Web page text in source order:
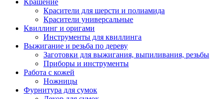
Крашение
Красители для шерсти и полиамида
Красители универсальные
Квиллинг и оригами
Инструменты для квиллинга
Выжигание и резьба по дереву
Заготовки для выжигания, выпиливания, резьбы
Приборы и инструменты
Работа с кожей
Ножницы
Фурнитура для сумок